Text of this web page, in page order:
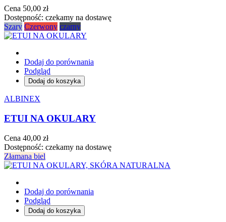
Cena 50,00 zł
Dostępność: czekamy na dostawę
Szary Czerwony czarny
Dodaj do porównania
Podgląd
Dodaj do koszyka
ALBINEX
ETUI NA OKULARY
Cena 40,00 zł
Dostępność: czekamy na dostawę
Złamana biel
Dodaj do porównania
Podgląd
Dodaj do koszyka